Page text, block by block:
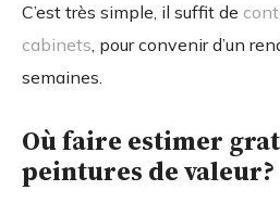
C’est très simple, il suffit de
cabinets, pour convenir d’un
semaines.
Où faire estimer
peintures de valeur?